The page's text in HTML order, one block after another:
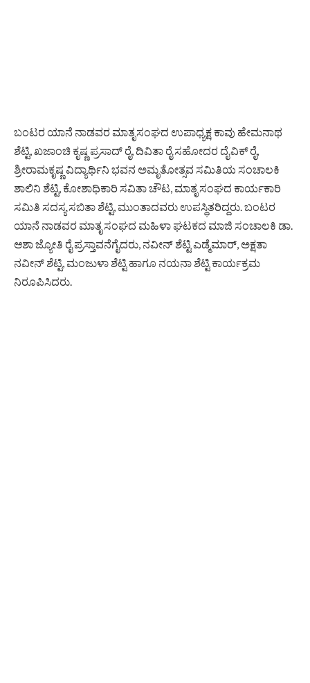
ಬಂಟರ ಯಾನೆ ನಾಡವರ ಮಾತೃಸಂಘದ ಉಪಾಧ್ಯಕ್ಷ ಕಾವು ಹೇಮನಾಥ
ಶೆಟ್ಟಿ, ಖಜಾಂಚಿ ಕೃಷ್ಣ ಪ್ರಸಾದ್ ರೈ, ದಿವಿತಾ ರೈ ಸಹೋದರ ದೈವಿಕ್ ರೈ,
ಶ್ರೀರಾಮಕೃಷ್ಣ ವಿದ್ಯಾರ್ಥಿನಿ ಭವನ ಅಮೃತೋತ್ಸವ ಸಮಿತಿಯ ಸಂಚಾಲಕಿ
ಶಾಲಿನಿ‌ ಶೆಟ್ಟಿ, ಕೋಶಾಧಿಕಾರಿ ಸವಿತಾ ಚೌಟ, ಮಾತೃ ಸಂಘದ ಕಾರ್ಯಕಾರಿ
ಸಮಿತಿ ಸದಸ್ಯ ಸಬಿತಾ ಶೆಟ್ಟಿ, ಮುಂತಾದವರು ಉಪಸ್ಥಿತರಿದ್ದರು. ಬಂಟರ
ಯಾನೆ ನಾಡವರ ಮಾತೃ ಸಂಘದ ಮಹಿಳಾ ಘಟಕದ ಮಾಜಿ ಸಂಚಾಲಕಿ ಡಾ.
ಆಶಾ ಜ್ಯೋತಿ ರೈ ಪ್ರಸ್ತಾವನೆಗೈದರು, ನವೀನ್ ಶೆಟ್ಟಿ ಎಡ್ಮೆಮಾರ್, ಅಕ್ಷತಾ
ನವೀನ್ ಶೆಟ್ಟಿ, ಮಂಜುಳಾ ಶೆಟ್ಟಿ ಹಾಗೂ ನಯನಾ ಶೆಟ್ಟಿ ಕಾರ್ಯಕ್ರಮ
ನಿರೂಪಿಸಿದರು.